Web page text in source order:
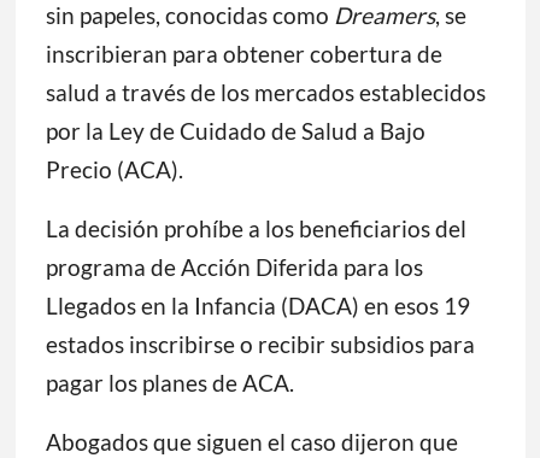
sin papeles, conocidas como Dreamers, se
inscribieran para obtener cobertura de
salud a través de los mercados establecidos
por la Ley de Cuidado de Salud a Bajo
Precio (ACA).
La decisión prohíbe a los beneficiarios del
programa de Acción Diferida para los
Llegados en la Infancia (DACA) en esos 19
estados inscribirse o recibir subsidios para
pagar los planes de ACA.
Abogados que siguen el caso dijeron que